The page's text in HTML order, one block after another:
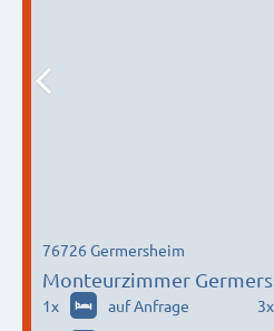
Monteurzimmer
76726 Germersheim
1x auf Anfrage 3x